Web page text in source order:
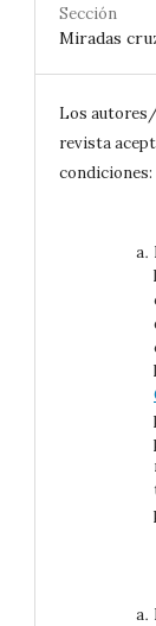
Sección
Miradas
Los autores/
revista
condiciones: